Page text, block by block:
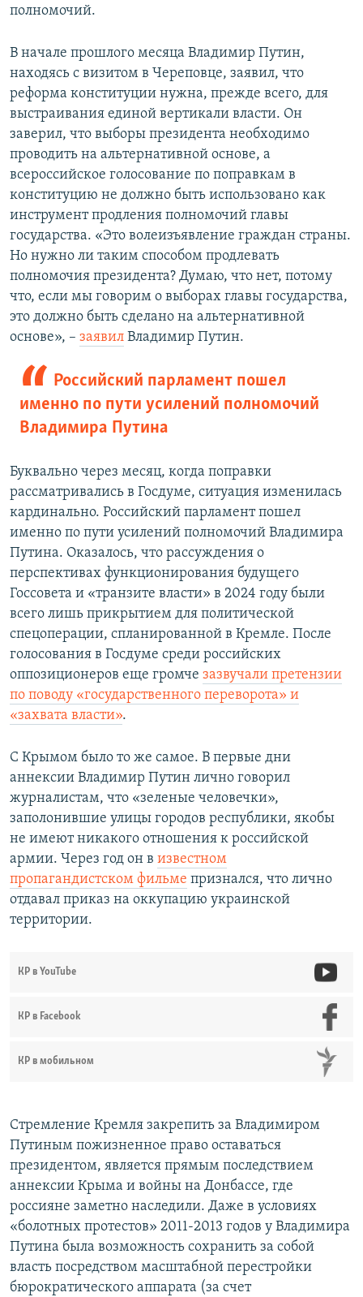
полномочий.
В начале прошлого месяца Владимир Путин,
находясь с визитом в Череповце, заявил, что
реформа конституции нужна, прежде всего, для
выстраивания единой вертикали власти. Он
заверил, что выборы президента необходимо
проводить на альтернативной основе, а
всероссийское голосование по поправкам в
конституцию не должно быть использовано как
инструмент продления полномочий главы
государства. «Это волеизъявление граждан страны.
Но нужно ли таким способом продлевать
полномочия президента? Думаю, что нет, потому
что, если мы говорим о выборах главы государства,
это должно быть сделано на альтернативной
основе», – заявил Владимир Путин.
Российский парламент пошел
именно по пути усилений полномочий
Владимира Путина
Буквально через месяц, когда поправки
рассматривались в Госдуме, ситуация изменилась
кардинально. Российский парламент пошел
именно по пути усилений полномочий Владимира
Путина. Оказалось, что рассуждения о
перспективах функционирования будущего
Госсовета и «транзите власти» в 2024 году были
всего лишь прикрытием для политической
спецоперации, спланированной в Кремле. После
голосования в Госдуме среди российских
оппозиционеров еще громче зазвучали претензии
по поводу «государственного переворота» и
«захвата власти».
С Крымом было то же самое. В первые дни
аннексии Владимир Путин лично говорил
журналистам, что «зеленые человечки»,
заполонившие улицы городов республики, якобы
не имеют никакого отношения к российской
армии. Через год он в известном
пропагандистском фильме признался, что лично
отдавал приказ на оккупацию украинской
территории.
КР в YouTube
КР в Facebook
КР в мобильном
Стремление Кремля закрепить за Владимиром
Путиным пожизненное право оставаться
президентом, является прямым последствием
аннексии Крыма и войны на Донбассе, где
россияне заметно наследили. Даже в условиях
«болотных протестов» 2011-2013 годов у Владимира
Путина была возможность сохранить за собой
власть посредством масштабной перестройки
бюрократического аппарата (за счет